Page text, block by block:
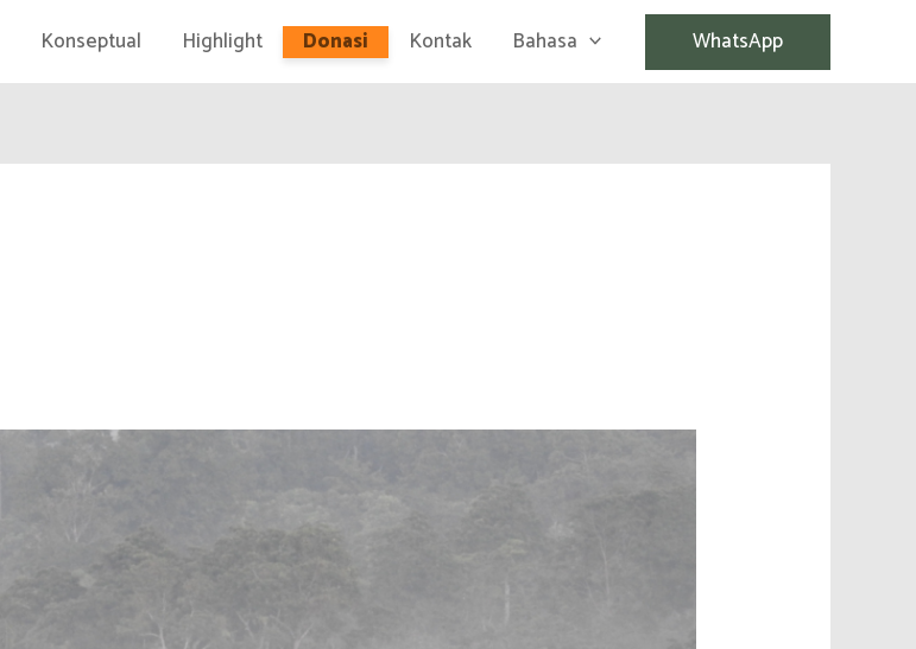
Konseptual Highlight Donasi Kontak Bahasa WhatsApp